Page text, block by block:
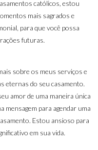
católicos, estou
mais sagrados e
para que você possa
futuras.
sobre os meus serviços e
eternas do seu casamento.
amor de uma maneira única
mensagem para agendar uma
Estou ansioso para
em sua vida.